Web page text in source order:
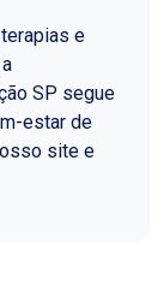
e
SP segue
estar de
site e